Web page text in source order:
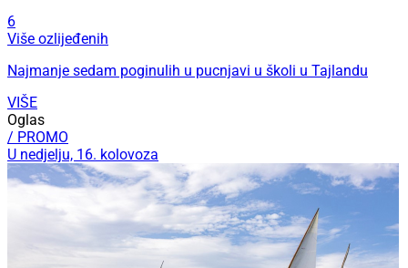
6
Više ozlijeđenih
Najmanje sedam poginulih u pucnjavi u školi u Tajlandu
VIŠE
Oglas
/ PROMO
U nedjelju, 16. kolovoza